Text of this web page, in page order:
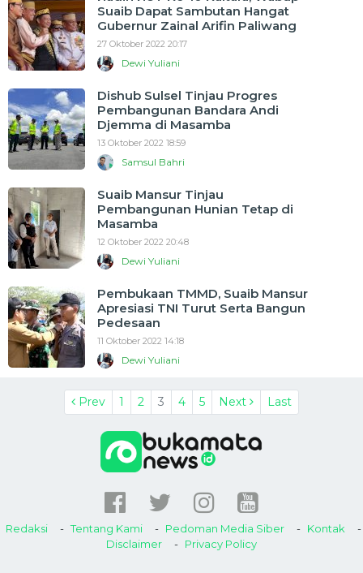
Suaib Dapat Sambutan Hangat
Gubernur Zainal Arifin Paliwang
27 Oktober 2022 20:17
Dewi Yuliani
Dishub Sulsel Tinjau Progres
Pembangunan Bandara Andi
Djemma di Masamba
13 Oktober 2022 18:59
Samsul Bahri
Suaib Mansur Tinjau
Pembangunan Hunian Tetap di
Masamba
12 Oktober 2022 20:48
Dewi Yuliani
Pembukaan TMMD, Suaib Mansur
Apresiasi TNI Turut Serta Bangun
Pedesaan
11 Oktober 2022 14:18
Dewi Yuliani
Prev 1 2 3 4 5 Next Last
Redaksi Tentang Kami Pedoman Media Siber
Kontak
Disclaimer
Privacy Policy